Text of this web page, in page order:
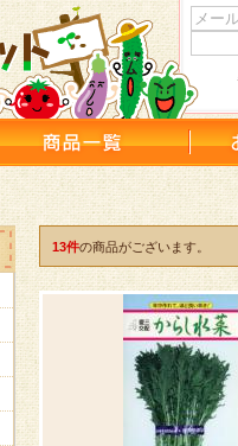
13件の商品がございます。